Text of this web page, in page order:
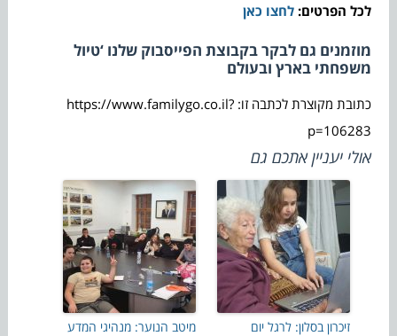
לכל הפרטים:לחצו כאן
מוזמנים גם לבקר בקבוצת הפייסבוק שלנו ‘טיול
משפחתי בארץ ובעולם
כתובת מקוצרת לכתבה זו: https://www.familygo.co.il?
p=106283
אולי יעניין אתכם גם
זיכרון בסלון: לרגל יום
מיטב הנוער: מנהיגי המדע